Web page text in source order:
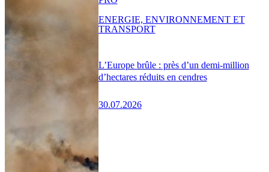
L’Europe brûle : près d’un demi-million
d’hectares réduits en cendres
30.07.2026
ENERGIE, ENVIRONNEMENT ET
TRANSPORT